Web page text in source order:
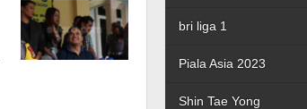
bri liga 1
Piala Asia 2023
Shin Tae Yong